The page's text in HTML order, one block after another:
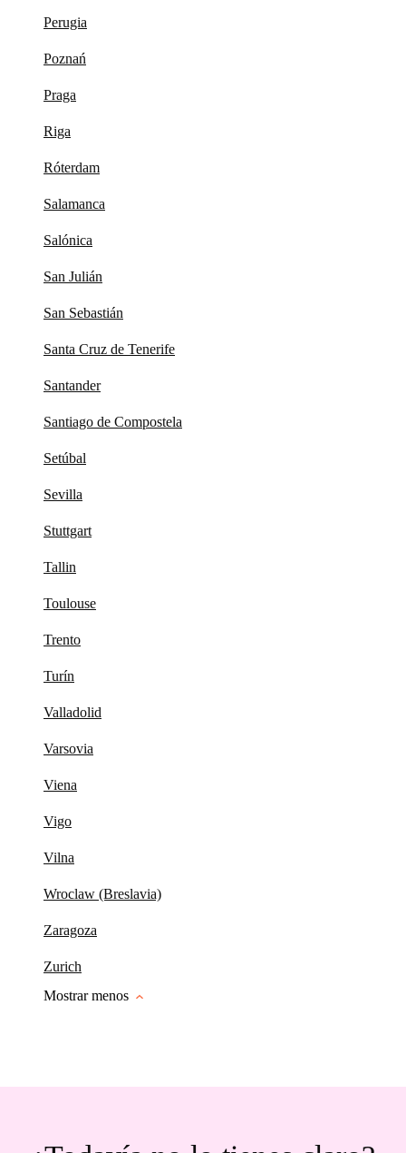
Perugia
Poznań
Praga
Riga
Róterdam
Salamanca
Salónica
San Julián
San Sebastián
Santa Cruz de Tenerife
Santander
Santiago de Compostela
Setúbal
Sevilla
Stuttgart
Tallin
Toulouse
Trento
Turín
Valladolid
Varsovia
Viena
Vigo
Vilna
Wroclaw (Breslavia)
Zaragoza
Zurich
Mostrar menos